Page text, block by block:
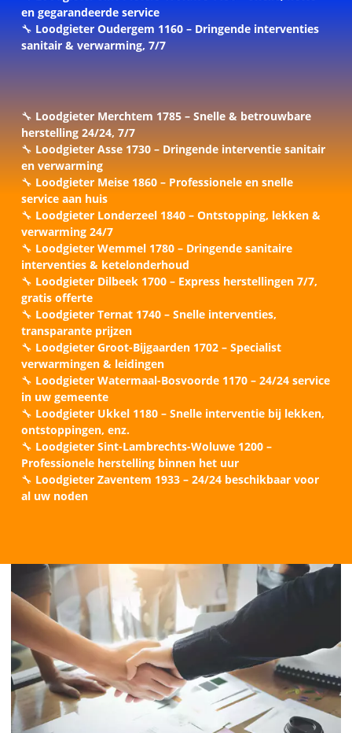
en gegarandeerde service
🔧 Loodgieter Oudergem 1160 – Dringende interventies
sanitair & verwarming, 7/7
🔧 Loodgieter Merchtem 1785 – Snelle & betrouwbare
herstelling 24/24, 7/7
🔧 Loodgieter Asse 1730 – Dringende interventie sanitair
en verwarming
🔧 Loodgieter Meise 1860 – Professionele en snelle
service aan huis
🔧 Loodgieter Londerzeel 1840 – Ontstopping, lekken &
verwarming 24/7
🔧 Loodgieter Wemmel 1780 – Dringende sanitaire
interventies & ketelonderhoud
🔧 Loodgieter Dilbeek 1700 – Express herstellingen 7/7,
gratis offerte
🔧 Loodgieter Ternat 1740 – Snelle interventies,
transparante prijzen
🔧 Loodgieter Groot-Bijgaarden 1702 – Specialist
verwarmingen & leidingen
🔧 Loodgieter Watermaal-Bosvoorde 1170 – 24/24 service
in uw gemeente
🔧 Loodgieter Ukkel 1180 – Snelle interventie bij lekken,
ontstoppingen, enz.
🔧 Loodgieter Sint-Lambrechts-Woluwe 1200 –
Professionele herstelling binnen het uur
🔧 Loodgieter Zaventem 1933 – 24/24 beschikbaar voor
al uw noden